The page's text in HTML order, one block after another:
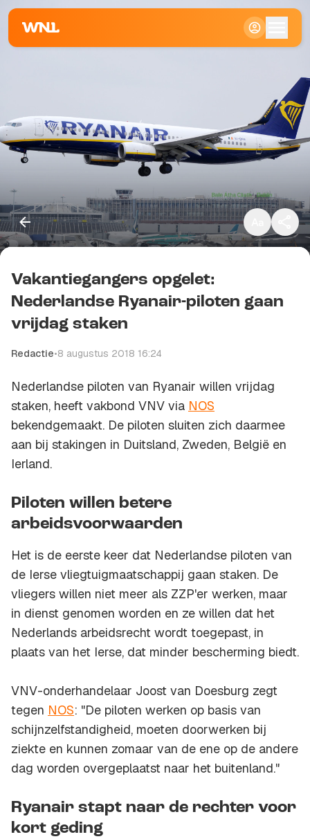
Klein
Vakantiegangers opgelet:
Nederlandse Ryanair-piloten gaan
vrijdag staken
Redactie•8 augustus 2018 16:24
Nederlandse piloten van Ryanair willen vrijdag
staken, heeft vakbond VNV via NOS
bekendgemaakt. De piloten sluiten zich daarmee
aan bij stakingen in Duitsland, Zweden, België en
Ierland.
Piloten willen betere
arbeidsvoorwaarden
Het is de eerste keer dat Nederlandse piloten van
de Ierse vliegtuigmaatschappij gaan staken. De
vliegers willen niet meer als ZZP'er werken, maar
in dienst genomen worden en ze willen dat het
Nederlands arbeidsrecht wordt toegepast, in
plaats van het Ierse, dat minder bescherming biedt.
VNV-onderhandelaar Joost van Doesburg zegt
tegen NOS: "De piloten werken op basis van
schijnzelfstandigheid, moeten doorwerken bij
ziekte en kunnen zomaar van de ene op de andere
dag worden overgeplaatst naar het buitenland."
Ryanair stapt naar de rechter voor
kort geding